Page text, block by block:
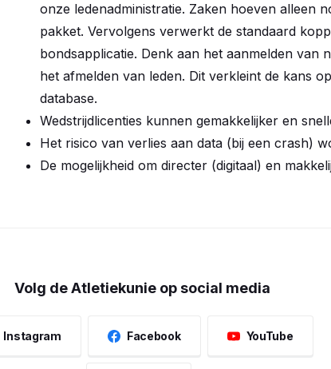
onze ledenadministratie. Zaken hoeven alleen
pakket. Vervolgens verwerkt de standaard
bondsapplicatie. Denk aan het aanmelden van
het afmelden van leden. Dit verkleint de kans
database.
Wedstrijdlicenties kunnen gemakkelijker en
Het risico van verlies aan data (bij een crash)
De mogelijkheid om directer (digitaal) en
Volg de Atletiekunie op social media
Instagram Facebook YouTube